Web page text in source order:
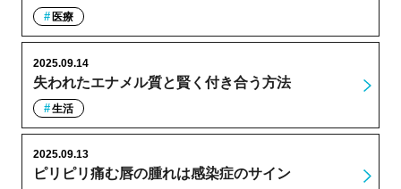
医療
失われたエナメル質と賢く付き合う方法
2025.09.14
生活
ピリピリ痛む唇の腫れは感染症のサイン
2025.09.13